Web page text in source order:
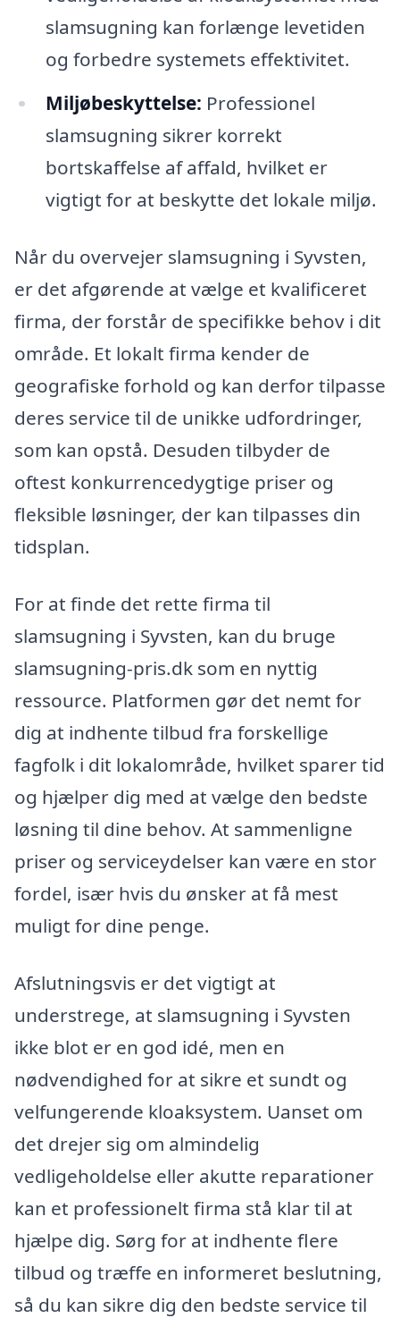
slamsugning kan forlænge levetiden
og forbedre systemets effektivitet.
Miljøbeskyttelse: Professionel
slamsugning sikrer korrekt
bortskaffelse af affald, hvilket er
vigtigt for at beskytte det lokale miljø.
Når du overvejer slamsugning i Syvsten,
er det afgørende at vælge et kvalificeret
firma, der forstår de specifikke behov i dit
område. Et lokalt firma kender de
geografiske forhold og kan derfor tilpasse
deres service til de unikke udfordringer,
som kan opstå. Desuden tilbyder de
oftest konkurrencedygtige priser og
fleksible løsninger, der kan tilpasses din
tidsplan.
For at finde det rette firma til
slamsugning i Syvsten, kan du bruge
slamsugning-pris.dk som en nyttig
ressource. Platformen gør det nemt for
dig at indhente tilbud fra forskellige
fagfolk i dit lokalområde, hvilket sparer tid
og hjælper dig med at vælge den bedste
løsning til dine behov. At sammenligne
priser og serviceydelser kan være en stor
fordel, især hvis du ønsker at få mest
muligt for dine penge.
Afslutningsvis er det vigtigt at
understrege, at slamsugning i Syvsten
ikke blot er en god idé, men en
nødvendighed for at sikre et sundt og
velfungerende kloaksystem. Uanset om
det drejer sig om almindelig
vedligeholdelse eller akutte reparationer
kan et professionelt firma stå klar til at
hjælpe dig. Sørg for at indhente flere
tilbud og træffe en informeret beslutning,
så du kan sikre dig den bedste service til